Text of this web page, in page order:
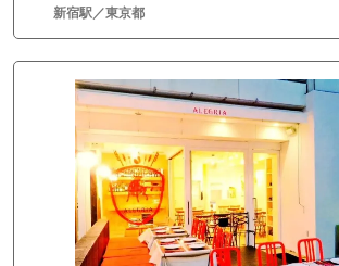
新宿駅／東京都